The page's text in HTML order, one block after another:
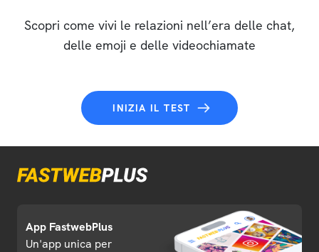
Scopri come vivi le relazioni nell’era delle chat,
delle emoji e delle videochiamate
INIZIA IL TEST
App FastwebPlus
Un'app unica per